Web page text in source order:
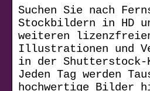
Suchen Sie nach
Stockbildern in HD
weiteren
Illustrationen und
in der
Jeden Tag werden
hochwertige Bilder